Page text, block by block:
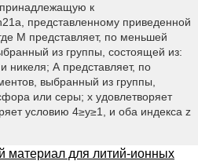
принадлежащую к
представленному приведенной
М представляет, по меньшей
из группы, состоящей из:
никеля; А представляет, по
выбранный из группы,
или серы; x удовлетворяет
условию 4≥y≥1, и оба индекса z
материал для литий-ионных